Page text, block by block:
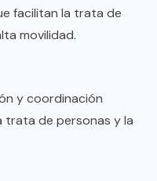
facilitan la trata de
movilidad.
y coordinación
trata de personas y la